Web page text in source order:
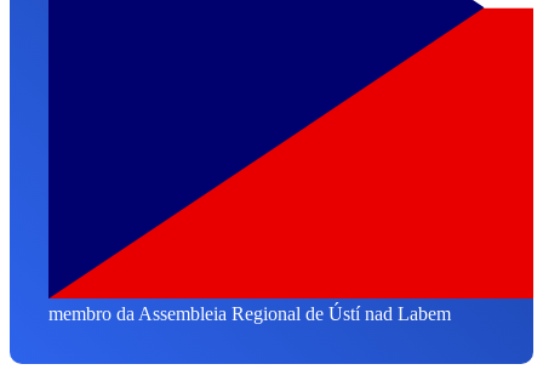
membro da Assembleia Regional de Ústí nad Labem